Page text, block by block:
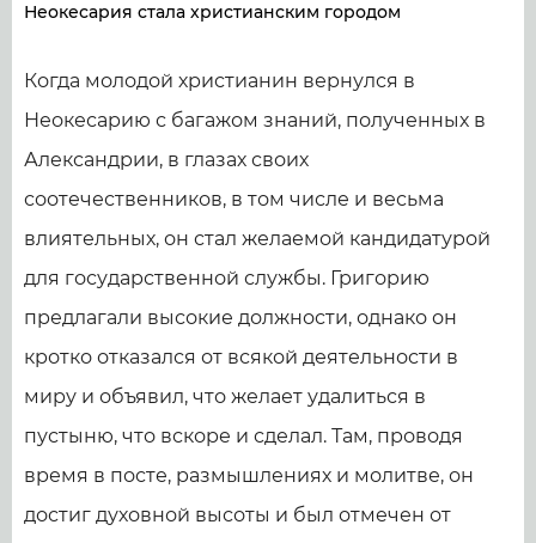
Неокесария стала христианским городом
Когда молодой христианин вернулся в
Неокесарию с багажом знаний, полученных в
Александрии, в глазах своих
соотечественников, в том числе и весьма
влиятельных, он стал желаемой кандидатурой
для государственной службы. Григорию
предлагали высокие должности, однако он
кротко отказался от всякой деятельности в
миру и объявил, что желает удалиться в
пустыню, что вскоре и сделал. Там, проводя
время в посте, размышлениях и молитве, он
достиг духовной высоты и был отмечен от